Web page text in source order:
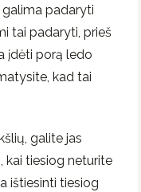
galima padaryti
tai padaryti, prieš
įdėti porą ledo
kad tai
galite jas
kai tiesiog neturite
ištiesinti tiesiog